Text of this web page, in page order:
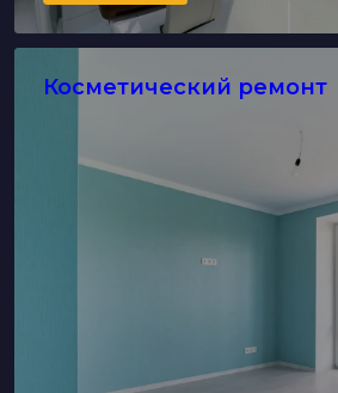
Косметический ремонт